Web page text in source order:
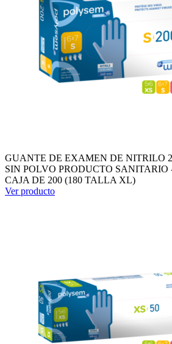
GUANTE DE EXAMEN DE NITRILO
SIN POLVO PRODUCTO SANITARIO
CAJA DE 200 (180 TALLA XL)
Ver producto